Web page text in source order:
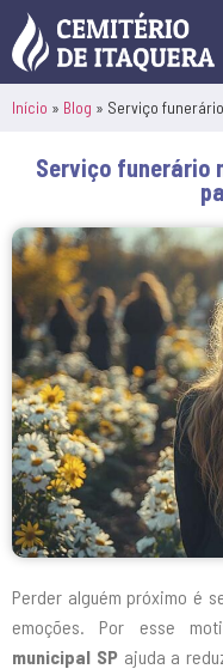
Início » Blog » Serviço
Serviço funerário
Perder alguém próximo é
emoções. Por esse
municipal SPajuda a